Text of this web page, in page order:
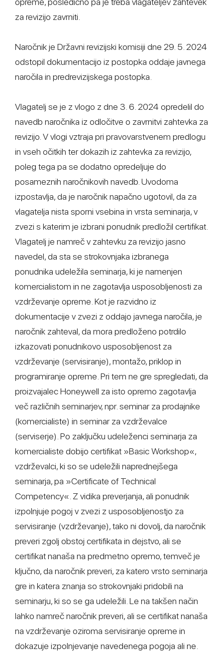
za revizijo zavrniti.
Naročnik je Državni revizijski komisiji dne 29. 5. 2024
odstopil dokumentacijo iz postopka oddaje javnega
naročila in predrevizijskega postopka.
Vlagatelj se je z vlogo z dne 3. 6. 2024 opredelil do
navedb naročnika iz odločitve o zavrnitvi zahtevka za
revizijo. V vlogi vztraja pri pravovarstvenem predlogu
in vseh očitkih ter dokazih iz zahtevka za revizijo,
poleg tega pa se dodatno opredeljuje do
posameznih naročnikovih navedb. Uvodoma
izpostavlja, da je naročnik napačno ugotovil, da za
vlagatelja nista sporni vsebina in vrsta seminarja, v
zvezi s katerim je izbrani ponudnik predložil certifikat.
Vlagatelj je namreč v zahtevku za revizijo jasno
navedel, da sta se strokovnjaka izbranega
ponudnika udeležila seminarja, ki je namenjen
komercialistom in ne zagotavlja usposobljenosti za
vzdrževanje opreme. Kot je razvidno iz
dokumentacije v zvezi z oddajo javnega naročila, je
naročnik zahteval, da mora predloženo potrdilo
izkazovati ponudnikovo usposobljenost za
vzdrževanje (servisiranje), montažo, priklop in
programiranje opreme. Pri tem ne gre spregledati, da
proizvajalec Honeywell za isto opremo zagotavlja
več različnih seminarjev, npr. seminar za prodajnike
(komercialiste) in seminar za vzdrževalce
(serviserje). Po zaključku udeleženci seminarja za
komercialiste dobijo certifikat »Basic Workshop«,
vzdrževalci, ki so se udeležili naprednejšega
seminarja, pa »Certificate of Technical
Competency«. Z vidika preverjanja, ali ponudnik
izpolnjuje pogoj v zvezi z usposobljenostjo za
servisiranje (vzdrževanje), tako ni dovolj, da naročnik
preveri zgolj obstoj certifikata in dejstvo, ali se
certifikat nanaša na predmetno opremo, temveč je
ključno, da naročnik preveri, za katero vrsto seminarja
gre in katera znanja so strokovnjaki pridobili na
seminarju, ki so se ga udeležili. Le na takšen način
lahko namreč naročnik preveri, ali se certifikat nanaša
na vzdrževanje oziroma servisiranje opreme in
dokazuje izpolnjevanje navedenega pogoja ali ne.